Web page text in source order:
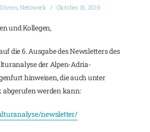
Divers,Netzwerk Oktober 16, 2019
und Kollegen,
die 6. Ausgabe des Newsletters des
der Alpen-Adria-
hinweisen, die auch unter
abgerufen werden kann:
newsletter/